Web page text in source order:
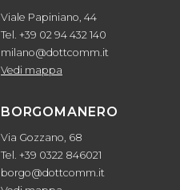
Viale Papiniano, 44
Tel. +39 02 94 432 140
milano@dottcomm.it
Vedi mappa
BORGOMANERO
Via Gozzano, 68
Tel. +39 0322 846021
borgo@dottcomm.it